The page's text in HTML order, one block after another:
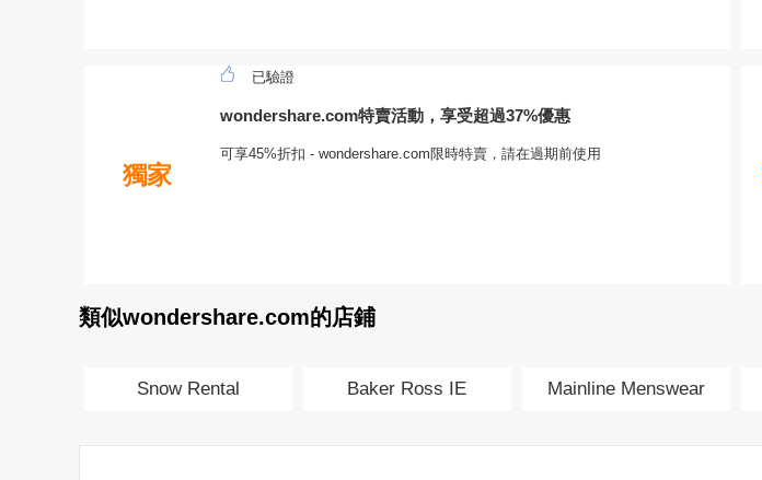
獨家
已驗證
wondershare.com特賣活動，享受超過37%優惠
可享45%折扣 - wondershare.com限時特賣，請在過期前使用
類似wondershare.com的店鋪
Snow Rental Baker Ross IE Mainline Menswear